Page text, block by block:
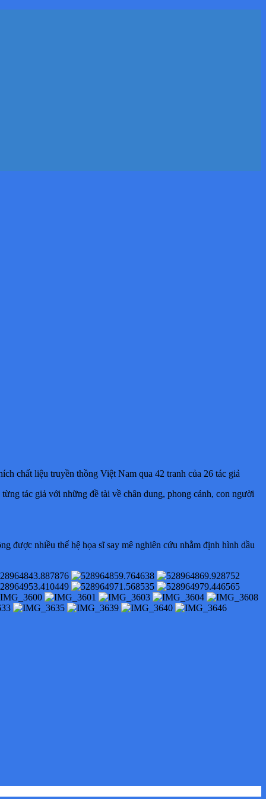
chất liệu truyền thồng Việt Nam qua 42 tranh của 26 tác giả
tác giả với những đề tài về chân dung, phong cảnh, con người
được nhiều thế hệ họa sĩ say mê nghiên cứu nhằm định hình dầu